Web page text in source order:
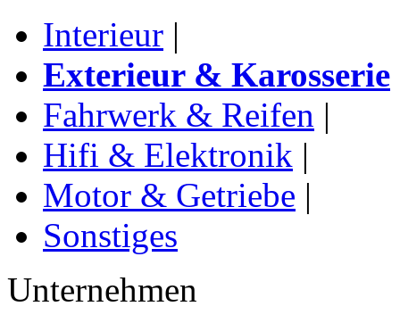
Interieur |
Exterieur & Karosserie
Fahrwerk & Reifen |
Hifi & Elektronik |
Motor & Getriebe |
Sonstiges
Unternehmen